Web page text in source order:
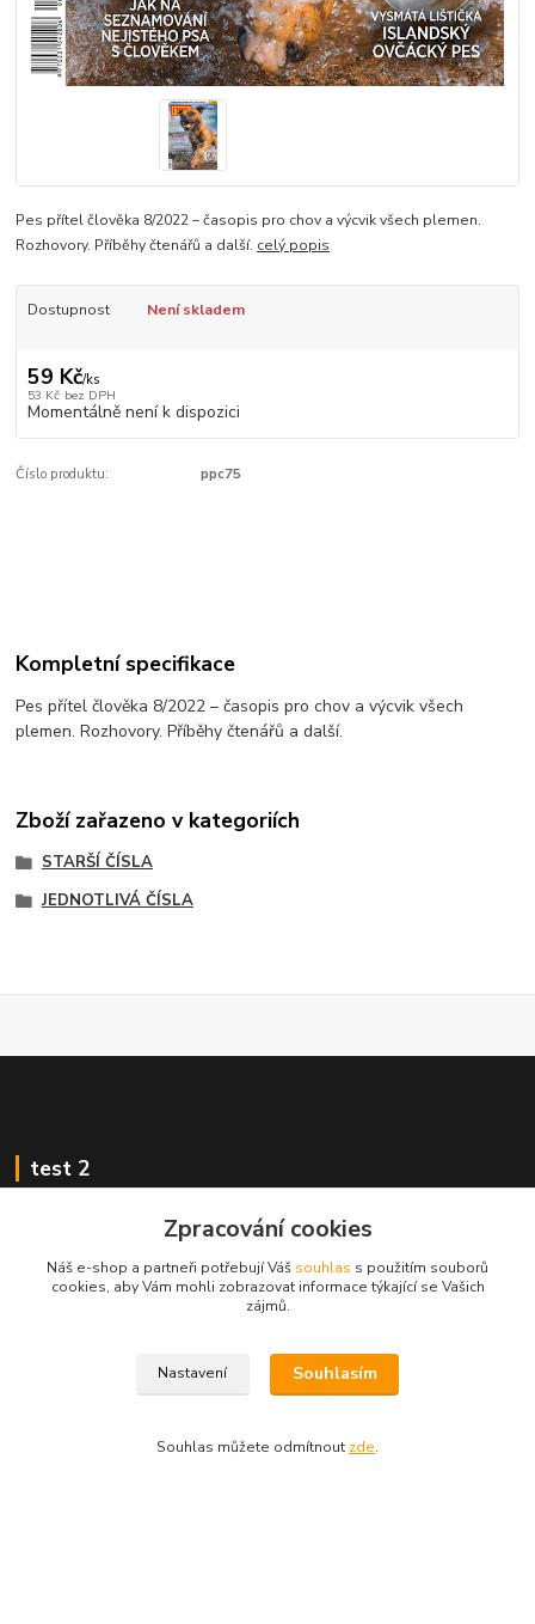
Pes přítel člověka 8/2022 – časopis pro chov a výcvik všech plemen.
Rozhovory. Příběhy čtenářů a další. celý popis
Dostupnost Není skladem
59 Kč/ks
53 Kč bez DPH
Momentálně není k dispozici
Číslo produktu: ppc75
Kompletní specifikace
Pes přítel člověka 8/2022 – časopis pro chov a výcvik všech
plemen. Rozhovory. Příběhy čtenářů a další.
Zboží zařazeno v kategoriích
STARŠÍ ČÍSLA
JEDNOTLIVÁ ČÍSLA
test 2
+420 222 718 046, volba 3
Zpracování cookies
Náš e-shop a partneři potřebují Váš souhlas s použitím souborů
cookies, aby Vám mohli zobrazovat informace týkající se Vašich
zájmů.
Nastavení Souhlasím
Souhlas můžete odmítnout zde.